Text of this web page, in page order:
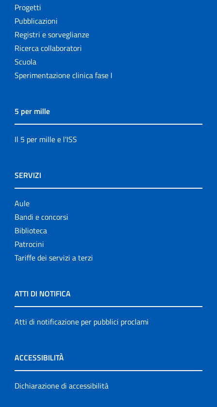
Progetti
Pubblicazioni
Registri e sorveglianze
Ricerca collaboratori
Scuola
Sperimentazione clinica fase I
5 per mille
Il 5 per mille e l'ISS
SERVIZI
Aule
Bandi e concorsi
Biblioteca
Patrocini
Tariffe dei servizi a terzi
ATTI DI NOTIFICA
Atti di notificazione per pubblici proclami
ACCESSIBILITÀ
Dichiarazione di accessibilità